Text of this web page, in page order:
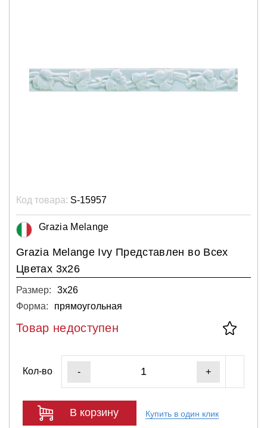
Код товара: S-15957
Grazia Melange
Grazia Melange Ivy Представлен во Всех
Цветах 3x26
Размер:
3х26
Форма:
прямоугольная
Товар недоступен
Кол-во - +
В корзину Купить в один клик